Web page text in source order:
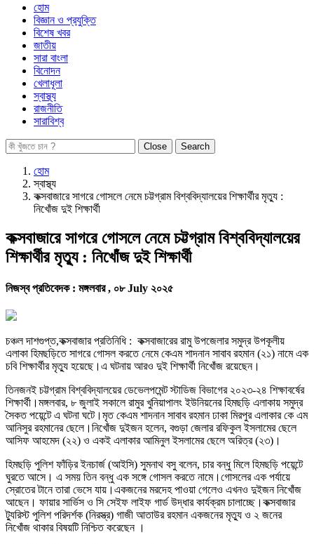
হোম
বিজ্ঞান ও প্রযুক্তি
বিশেষ খবর
জাতীয়
সারা বাংলা
বিনোদন
খেলাধূলা
স্বাস্থ্য
রাজনীতি
সারাবিশ্ব
Close Search
হোম
স্বাস্থ্য
কক্সবাজারে সাগরে গোসলে নেমে চট্টগ্রাম বিশ্ববিদ্যালয়ের শিক্ষার্থীর মৃত্যু :
নিখোঁজ দুই শিক্ষার্থী
কক্সবাজারে সাগরে গোসলে নেমে চট্টগ্রাম বিশ্ববিদ্যালয়ের
শিক্ষার্থীর মৃত্যু : নিখোঁজ দুই শিক্ষার্থী
নিজস্ব প্রতিবেদক : মঙ্গলবার , ০৮ July ২০২৫
চঞ্চল দাশগুপ্ত,কক্সবাজার প্রতিনিধি : কক্সবাজারের রামু উপজেলার সমুদ্র উপকূলীয়
এলাকা হিমছড়িতে সাগরে গোসল করতে নেমে কেএম শাদনান সাবাব রহমান (২১) নামে এক
চবি শিক্ষার্থীর মৃত্যু হয়েছে।এ ঘটনায় আরও দুই শিক্ষার্থী নিখোঁজ রয়েছেন।
তিনজনই চট্টগ্রাম বিশ্ববিদ্যালয়ের ডেভেলপমেন্ট স্টাডিজ বিভাগের ২০২৩-২৪ শিক্ষাবর্ষের
শিক্ষার্থী।মঙ্গলবার, ৮ জুলাই সকালে রামুর খুনিয়াপালং ইউনিয়নের হিমছড়ি এলাকায় সমুদ্র
সৈকত পয়েন্টে এ ঘটনা ঘটে।মৃত কেএম শাদনান সাবাব রহমান ঢাকা মিরপুর এলাকার কে এম
আনিসুর রহমানের ছেলে।নিখোঁজ দুইজন হলেন, বগুড়া জেলার রফিকুল ইসলামের ছেলে
আসিফ আহমেদ (২২) ও একই এলাকার আমিনুল ইসলামের ছেলে অরিত্র (২৩)।
হিমছড়ি পুলিশ ফাঁড়ির ইনচার্জ (আইসি) সুমনাথ বসু বলেন, চার বন্ধু মিলে হিমছড়ি পয়েন্টে
ঘুরতে আসে। এ সময় তিন বন্ধু এক সঙ্গে গোসল করতে নামে।গোসলের এক পর্যায়ে
স্রোতের টানে তারা ভেসে যায়।একজনের মরদেহ পাওয়া গেলেও এখনও দুইজন নিখোঁজ
আছেন। ফায়ার সার্ভিস ও সি সেইফ লাইফ গার্ড উদ্ধার কার্যক্রম চালাচ্ছে।কক্সবাজার
ট্যুরিস্ট পুলিশ পরিদর্শক (নিরস্ত্র) গাজী আতাউর রহমান একজনের মৃত্যু ও ২ জনের
নিখোঁজ থাকার বিষয়টি নিশ্চিত করেছেন ।